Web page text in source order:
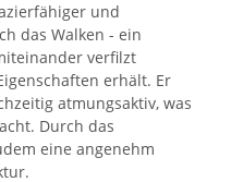
und
das Walken - ein
verfilzt
erhält. Er
atmungsaktiv, was
Durch das
eine angenehm